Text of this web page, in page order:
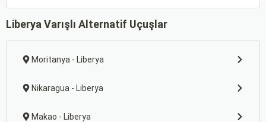
Liberya Varışlı Alternatif Uçuşlar
Moritanya - Liberya
Nikaragua - Liberya
Makao - Liberya